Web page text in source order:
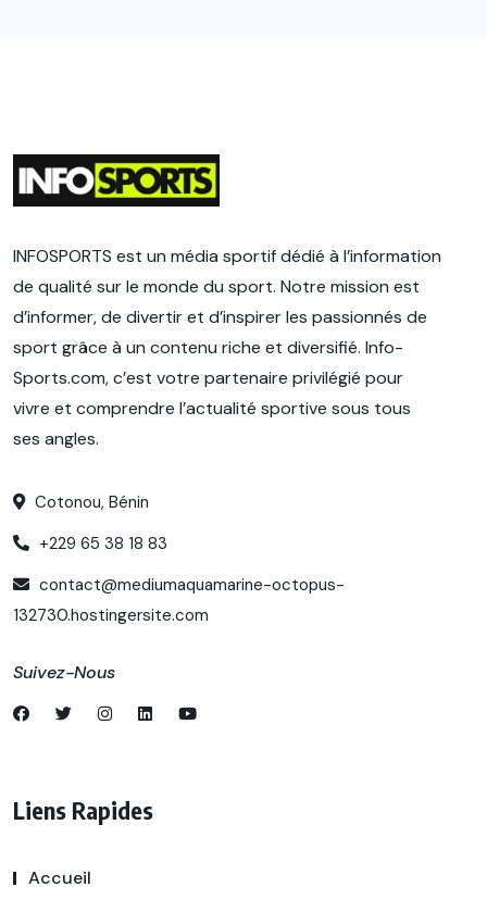
INFOSPORTS est un média sportif dédié à l’information
de qualité sur le monde du sport. Notre mission est
d’informer, de divertir et d’inspirer les passionnés de
sport grâce à un contenu riche et diversifié. Info-
Sports.com, c’est votre partenaire privilégié pour
vivre et comprendre l’actualité sportive sous tous
ses angles.
Cotonou, Bénin
+229 65 38 18 83
contact@mediumaquamarine-octopus-
132730.hostingersite.com
Suivez-Nous
Liens Rapides
Accueil